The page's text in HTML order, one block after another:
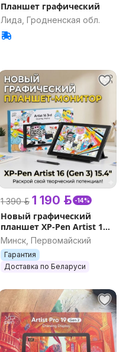
Планшет графический
Лида, Гродненская обл.
1 390 р. 1 190 р. -14%
Новый графический
планшет XP-Pen Artist 16
(Gen 3) 15.4''
Минск, Первомайский
Гарантия
Доставка по Беларуси